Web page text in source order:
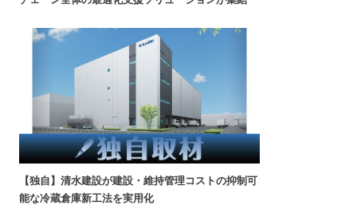
【独自】清水建設が建設・維持管理コストの抑制可
能な冷蔵倉庫新工法を実用化